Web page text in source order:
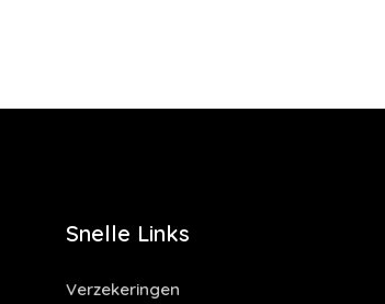
Snelle Links
Verzekeringen